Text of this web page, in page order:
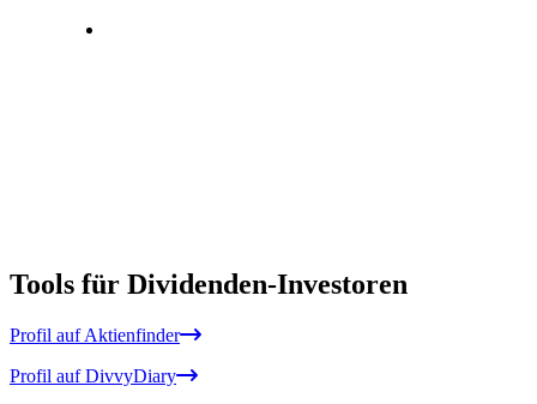
Tools für Dividenden-Investoren
Profil auf Aktienfinder
Profil auf DivvyDiary